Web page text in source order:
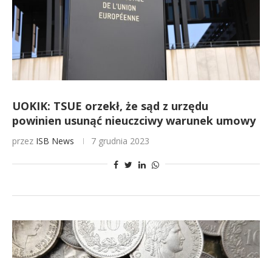
UOKIK: TSUE orzekł, że sąd z urzędu
powinien usunąć nieuczciwy warunek umowy
przez ISB News 7 grudnia 2023